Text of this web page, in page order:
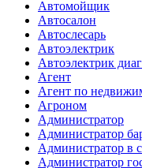
Автомойщик
Автосалон
Автослесарь
Автоэлектрик
Автоэлектрик
Агент
Агент по
Агроном
Администратор
Администратор
Администратор в
Администратор